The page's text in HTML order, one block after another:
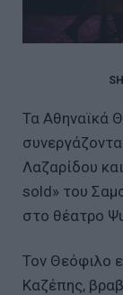
Τα Αθηναϊκά
Λαζαρίδου
sold» του
στο θέατρο
Τον Θεόφιλο
Καζέπης,